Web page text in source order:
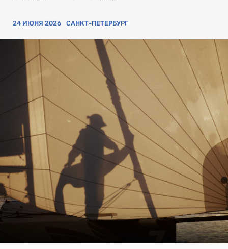
24 ИЮНЯ 2026 САНКТ-ПЕТЕРБУРГ